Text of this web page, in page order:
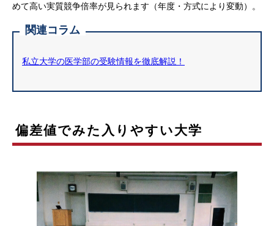
めて高い実質競争倍率が見られます（年度・方式により変動）。
関連コラム
私立大学の医学部の受験情報を徹底解説！
偏差値でみた入りやすい大学